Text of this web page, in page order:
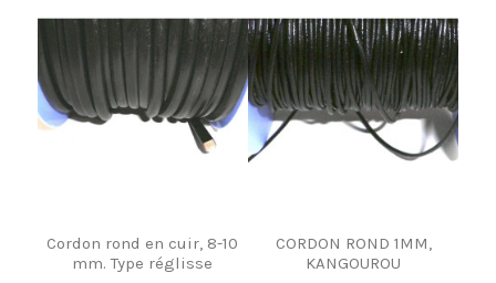
Cordon rond en cuir, 8-10
mm. Type réglisse
CORDON ROND 1MM,
KANGOUROU